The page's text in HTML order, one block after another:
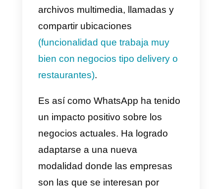
WhatsApp
se ha creado como
una app netamente
comunicacional. Sin embargo a
largo del tiempo con todos los
avances que han surgido, la
plataforma se ha logrado adaptar
a nuevos modelos de negocios
enfocados en redes sociales y
app de mensajerías. Es así como
se convierte en una poderosa